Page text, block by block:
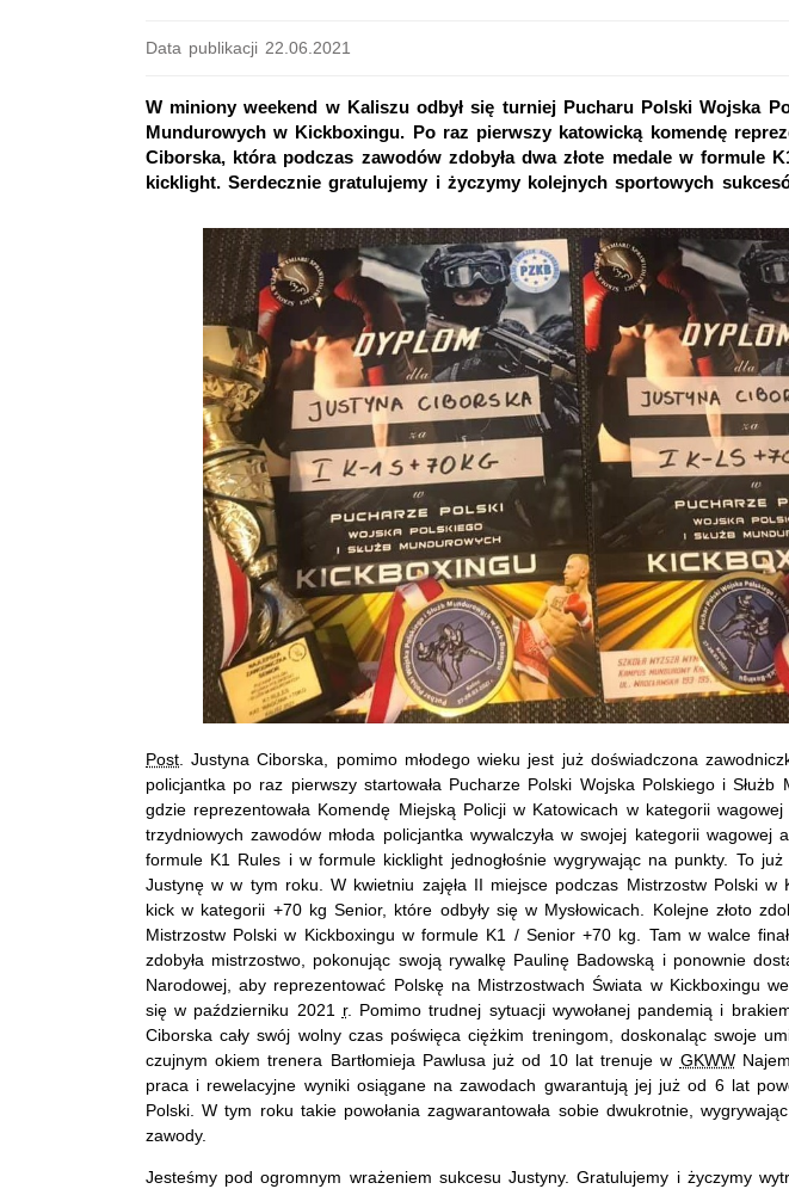
Data publikacji 22.06.2021
W miniony weekend w Kaliszu odbył się turniej Pucharu Polski Wojska
Mundurowych w Kickboxingu. Po raz pierwszy katowicką komendę
Ciborska, która podczas zawodów zdobyła dwa złote medale w formule
kicklight. Serdecznie gratulujemy i życzymy kolejnych sportowych
Post. Justyna Ciborska, pomimo młodego wieku jest już doświadczona
policjantka po raz pierwszy startowała Pucharze Polski Wojska Polskiego i Służb
gdzie reprezentowała Komendę Miejską Policji w Katowicach w kategorii
trzydniowych zawodów młoda policjantka wywalczyła w swojej kategorii wagowej
formule K1 Rules i w formule kicklight jednogłośnie wygrywając na punkty. To
Justynę w w tym roku. W kwietniu zajęła II miejsce podczas Mistrzostw Polski w
kick w kategorii +70 kg Senior, które odbyły się w Mysłowicach. Kolejne złoto
Mistrzostw Polski w Kickboxingu w formule K1 / Senior +70 kg. Tam w walce
zdobyła mistrzostwo, pokonując swoją rywalkę Paulinę Badowską i ponownie
Narodowej, aby reprezentować Polskę na Mistrzostwach Świata w Kickboxingu
się w październiku 2021 r. Pomimo trudnej sytuacji wywołanej pandemią i
Ciborska cały swój wolny czas poświęca ciężkim treningom, doskonaląc swoje
czujnym okiem trenera Bartłomieja Pawlusa już od 10 lat trenuje w GKWW
praca i rewelacyjne wyniki osiągane na zawodach gwarantują jej już od 6 lat
Polski. W tym roku takie powołania zagwarantowała sobie dwukrotnie,
zawody.
Jesteśmy pod ogromnym wrażeniem sukcesu Justyny. Gratulujemy i życzymy